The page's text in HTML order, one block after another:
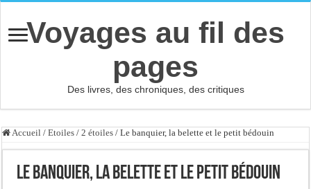
Voyages au fil des
pages
Des livres, des chroniques, des critiques
Accueil / Etoiles / 2 étoiles / Le banquier, la belette et le petit bédouin
Le banquier, la belette et le petit bédouin